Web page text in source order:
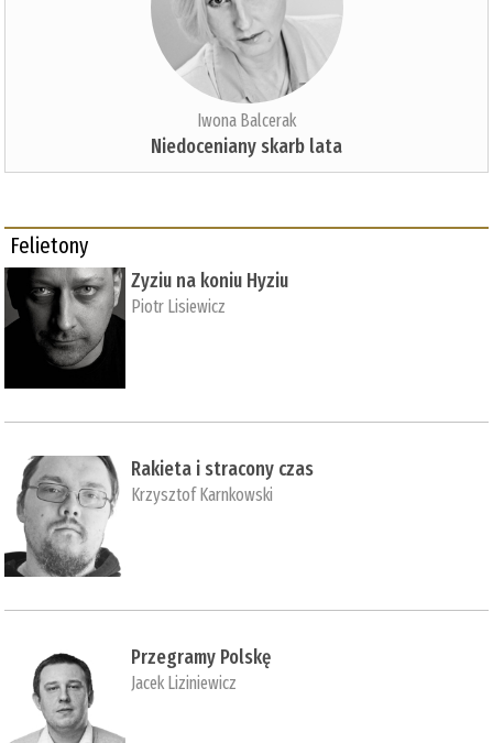
Iwona Balcerak
Niedoceniany skarb lata
Felietony
Zyziu na koniu Hyziu
Piotr Lisiewicz
Rakieta i stracony czas
Krzysztof Karnkowski
Przegramy Polskę
Jacek Liziniewicz